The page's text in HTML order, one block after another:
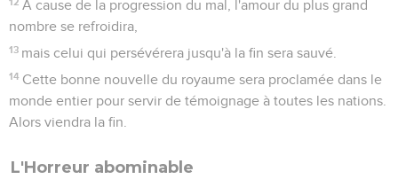
A cause de la progression du mal, l'amour du plus grand
nombre se refroidira,
13 mais celui qui persévérera jusqu'à la fin sera sauvé.
14 Cette bonne nouvelle du royaume sera proclamée dans le
monde entier pour servir de témoignage à toutes les nations.
Alors viendra la fin.
L'Horreur abominable